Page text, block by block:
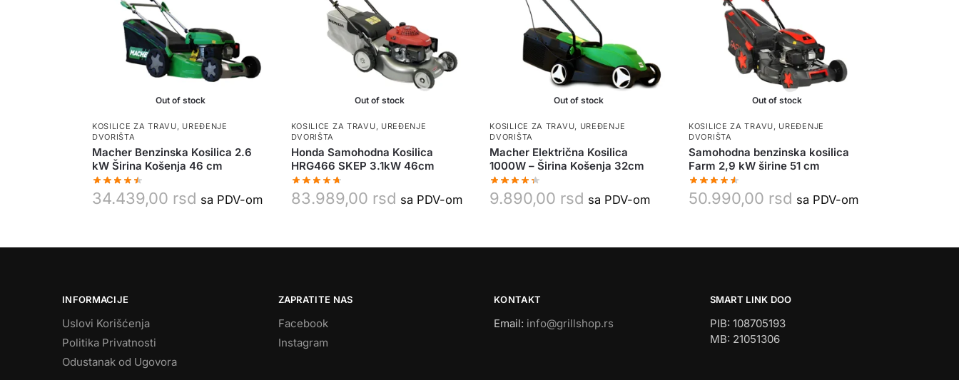
Out of stock
KOSILICE ZA TRAVU
UREĐENJE
DVORIŠTA
Macher Benzinska Kosilica 2.6
kW Širina Košenja 46 cm
34.439,00 rsd sa PDV-om
Out of stock
KOSILICE ZA TRAVU
UREĐENJE
DVORIŠTA
Honda Samohodna Kosilica
HRG466 SKEP 3.1kW 46cm
83.989,00 rsd sa PDV-om
Out of stock
KOSILICE ZA TRAVU
UREĐENJE
DVORIŠTA
Macher Električna Kosilica
1000W – Širina Košenja 32cm
9.890,00 rsd sa PDV-om
Out of stock
KOSILICE ZA TRAVU
UREĐENJE
DVORIŠTA
Samohodna benzinska kosilica
Farm 2,9 kW širine 51 cm
50.990,00 rsd sa PDV-om
INFORMACIJE
Uslovi Korišćenja
Politika Privatnosti
Odustanak od Ugovora
ZAPRATITE NAS
Facebook
Instagram
KONTAKT
Email: info@grillshop.rs
SMART LINK DOO
PIB: 108705193
MB: 21051306